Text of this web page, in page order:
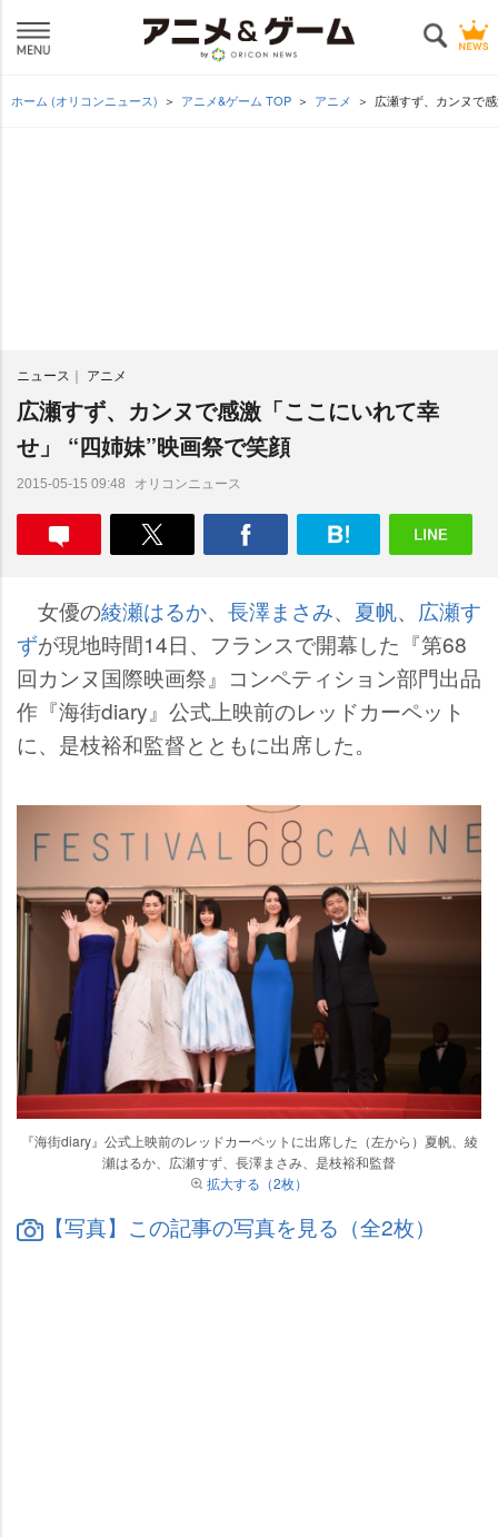
ホーム (オリコンニュース) アニメ&ゲーム TOP アニメ 広瀬すず、カンヌで
ニュース アニメ
広瀬すず、カンヌで感激「ここにいれて幸
せ」 “四姉妹”映画祭で笑顔
2015-05-15 09:48 オリコンニュース
女優の綾瀬はるか、 長澤まさみ、 夏帆、 広瀬す
ずが現地時間14日、フランスで開幕した『第68
回カンヌ国際映画祭』コンペティション部門出品
作『海街diary』公式上映前のレッドカーペット
に、是枝裕和監督とともに出席した。
『海街diary』公式上映前のレッドカーペットに出席した（左から）夏帆、綾
瀬はるか、広瀬すず、長澤まさみ、是枝裕和監督
拡大する（2枚）
【写真】この記事の写真を見る（全2枚）